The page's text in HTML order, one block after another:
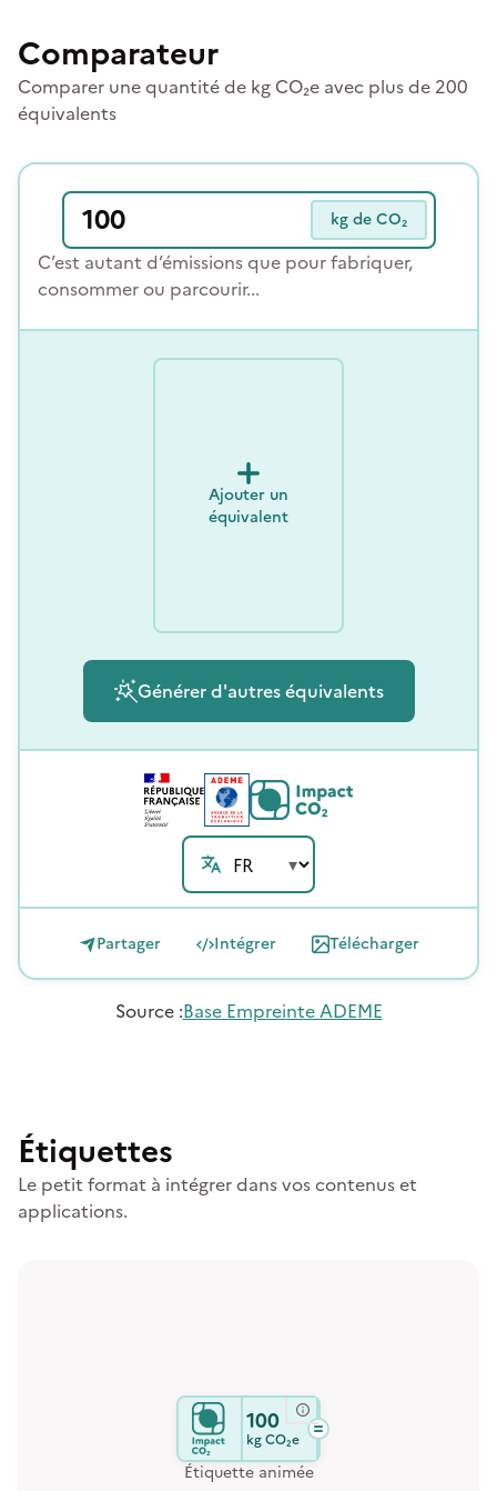
Comparateur
Comparer une quantité de kg CO₂e avec plus de 200
équivalents
kg de CO₂
C’est autant d’émissions que pour fabriquer,
consommer ou parcourir...
Ajouter un
équivalent
Générer d'autres équivalents
Partager Intégrer Télécharger
Source:Base Empreinte ADEME
Étiquettes
Le petit format à intégrer dans vos contenus et
applications.
Étiquette animée
100
kgCO₂e